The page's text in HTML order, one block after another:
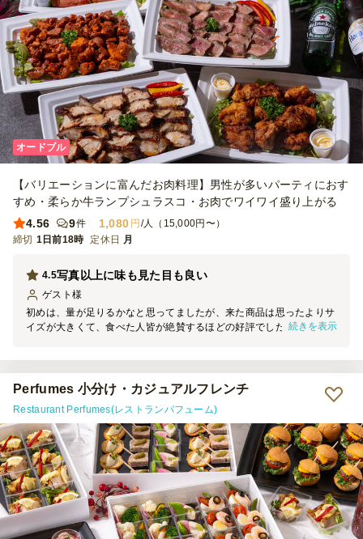
オードブル
【バリエーションに富んだお肉料理】男性が多いパーティにおす
すめ・柔らか牛ランプシュラスコ・お肉でワイワイ盛り上がる
4.56
9件 1,080 円/人（15,000円〜）
締切 1日前18時 定休日 月
写真以上に味も見た目も良い
4.5
ゲスト 様
初めは、量が足りるかなと思ってましたが、来た商品は思ったよりサ
イズが大きくて、食べた人皆が絶賛するほどの好評でした。 また、
続きを表示
Perfumes 小分け・カジュアルフレンチ
Restaurant Perfumes(レストランパフューム)